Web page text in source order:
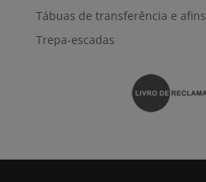
Tábuas de transferência e afins
Trepa-escadas